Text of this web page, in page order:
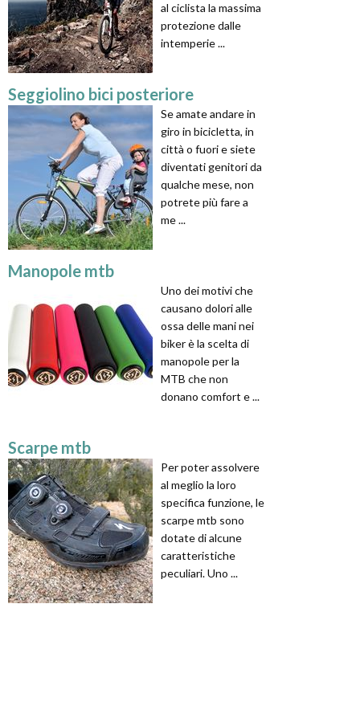
al ciclista la massima
protezione dalle
intemperie ...
Seggiolino bici posteriore
Se amate andare in
giro in bicicletta, in
città o fuori e siete
diventati genitori da
qualche mese, non
potrete più fare a
me ...
Manopole mtb
Uno dei motivi che
causano dolori alle
ossa delle mani nei
biker è la scelta di
manopole per la
MTB che non
donano comfort e ...
Scarpe mtb
Per poter assolvere
al meglio la loro
specifica funzione, le
scarpe mtb sono
dotate di alcune
caratteristiche
peculiari. Uno ...